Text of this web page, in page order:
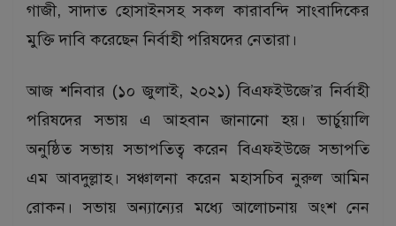
গাজী, সাদাত হোসাইনসহ সকল কারাবন্দি সাংবাদিকের
মুক্তি দাবি করেছেন নির্বাহী পরিষদের নেতারা।
আজ শনিবার (১০ জুলাই, ২০২১) বিএফইউজে’র নির্বাহী
পরিষদের সভায় এ আহবান জানানো হয়। ভার্চুয়ালি
অনুষ্ঠিত সভায় সভাপতিত্ব করেন বিএফইউজে সভাপতি
এম আবদুল্লাহ। সঞ্চালনা করেন মহাসচিব নুরুল আমিন
রোকন। সভায় অন্যান্যের মধ্যে আলোচনায় অংশ নেন